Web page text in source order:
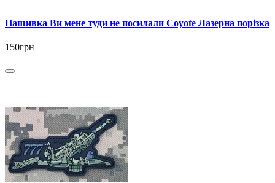
Нашивка Ви мене туди не посилали Coyote Лазерна порізка
150грн